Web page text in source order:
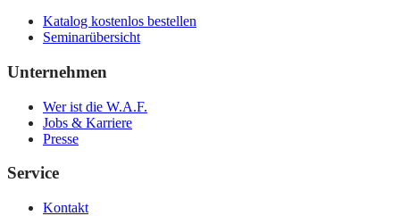
Katalog kostenlos bestellen
Seminarübersicht
Unternehmen
Wer ist die W.A.F.
Jobs & Karriere
Presse
Service
Kontakt